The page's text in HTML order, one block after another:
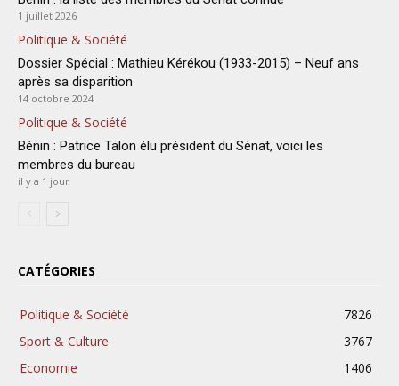
1 juillet 2026
Politique & Société
Dossier Spécial : Mathieu Kérékou (1933-2015) – Neuf ans
après sa disparition
14 octobre 2024
Politique & Société
Bénin : Patrice Talon élu président du Sénat, voici les
membres du bureau
il y a 1 jour
CATÉGORIES
Politique & Société
7826
Sport & Culture
3767
Economie
1406